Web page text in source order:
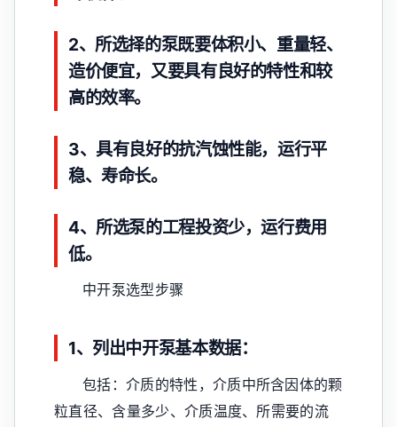
2、所选择的泵既要体积小、重量轻、
造价便宜，又要具有良好的特性和较
高的效率。
3、具有良好的抗汽蚀性能，运行平
稳、寿命长。
4、所选泵的工程投资少，运行费用
低。
中开泵选型步骤
1、列出中开泵基本数据：
包括：介质的特性，介质中所含因体的颗
粒直径、含量多少、介质温度、所需要的流